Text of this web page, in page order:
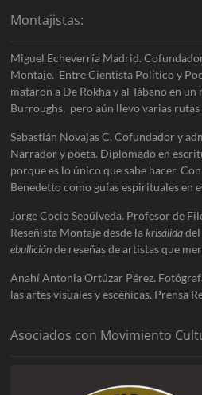
Montajistas:
Miguel Echeverría Madrid.
Montaje. Entre Cientista Político y
mataron a De Rokha y al Tábano en
Burroughs, pero aún llevo varias rutas
Sebastián Novajas C. Cofundador y
Narrador y poeta. Diplomado en
porque es lo único que sabe hacer.
Benedetto como guías espirituales en
Jorge Cocio Sepúlveda. Profesor de
Reseñista Montaje desde lakrisálida
ebulliciónde reseñas de artistas que
Anahí Antonia Ortúzar Pérez.
las artes visuales y escénicas. Prensa
Asociados con Movimiento